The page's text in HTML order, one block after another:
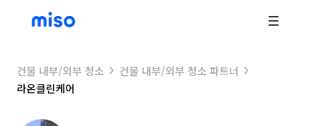
건물 내부/외부 청소
건물 내부/외부 청소 파트너
라온클린케어